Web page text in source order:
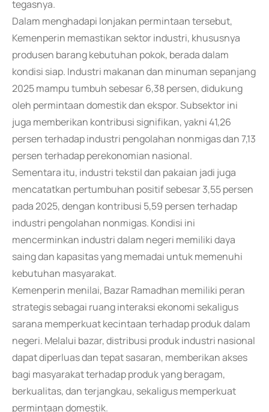
tegasnya.
Dalam menghadapi lonjakan permintaan tersebut,
Kemenperin memastikan sektor industri, khususnya
produsen barang kebutuhan pokok, berada dalam
kondisi siap. Industri makanan dan minuman sepanjang
2025 mampu tumbuh sebesar 6,38 persen, didukung
oleh permintaan domestik dan ekspor. Subsektor ini
juga memberikan kontribusi signifikan, yakni 41,26
persen terhadap industri pengolahan nonmigas dan 7,13
persen terhadap perekonomian nasional.
Sementara itu, industri tekstil dan pakaian jadi juga
mencatatkan pertumbuhan positif sebesar 3,55 persen
pada 2025, dengan kontribusi 5,59 persen terhadap
industri pengolahan nonmigas. Kondisi ini
mencerminkan industri dalam negeri memiliki daya
saing dan kapasitas yang memadai untuk memenuhi
kebutuhan masyarakat.
Kemenperin menilai, Bazar Ramadhan memiliki peran
strategis sebagai ruang interaksi ekonomi sekaligus
sarana memperkuat kecintaan terhadap produk dalam
negeri. Melalui bazar, distribusi produk industri nasional
dapat diperluas dan tepat sasaran, memberikan akses
bagi masyarakat terhadap produk yang beragam,
berkualitas, dan terjangkau, sekaligus memperkuat
permintaan domestik.